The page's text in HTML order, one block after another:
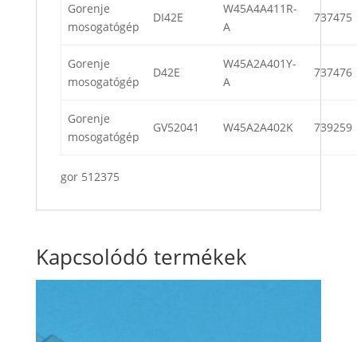
Gorenje
mosogatógép
DI42E
W45A4A411R-
A
737475
Gorenje
mosogatógép
D42E
W45A2A401Y-
A
737476
Gorenje
mosogatógép
GV52041 W45A2A402K 739259
gor 512375
Kapcsolódó termékek